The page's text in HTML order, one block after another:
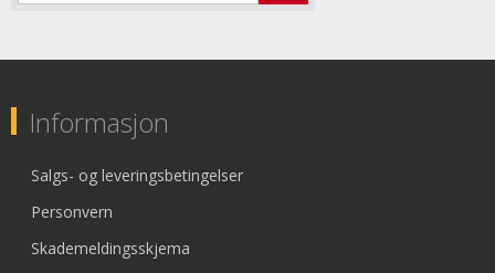
Informasjon
Salgs- og leveringsbetingelser
Personvern
Skademeldingsskjema